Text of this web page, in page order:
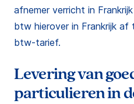
afnemer verricht in
btw hierover in Frankrijk af
btw-tarief.
Levering van
particulieren in